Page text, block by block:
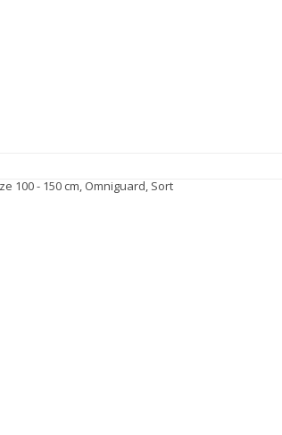
100 - 150 cm, Omniguard, Sort